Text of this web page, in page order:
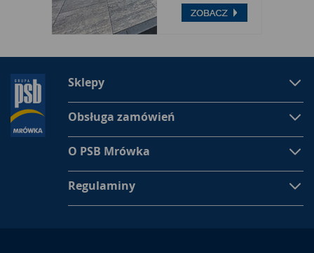
Sklepy
Obsługa zamówień
O PSB Mrówka
Regulaminy